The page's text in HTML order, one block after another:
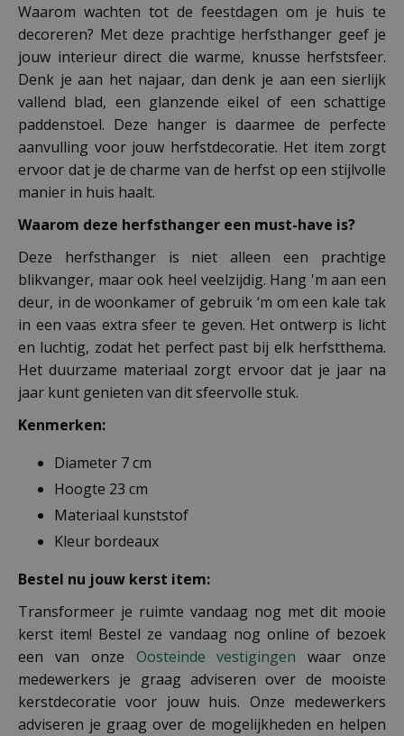
Waarom wachten tot de feestdagen om je huis te
decoreren? Met deze prachtige herfsthanger geef je
jouw interieur direct die warme, knusse herfstsfeer.
Denk je aan het najaar, dan denk je aan een sierlijk
vallend blad, een glanzende eikel of een schattige
paddenstoel. Deze hanger is daarmee de perfecte
aanvulling voor jouw herfstdecoratie. Het item zorgt
ervoor dat je de charme van de herfst op een stijlvolle
manier in huis haalt.
Waarom deze herfsthanger een must-have is?
Deze herfsthanger is niet alleen een prachtige
blikvanger, maar ook heel veelzijdig. Hang 'm aan een
deur, in de woonkamer of gebruik ‘m om een kale tak
in een vaas extra sfeer te geven. Het ontwerp is licht
en luchtig, zodat het perfect past bij elk herfstthema.
Het duurzame materiaal zorgt ervoor dat je jaar na
jaar kunt genieten van dit sfeervolle stuk.
Kenmerken:
Diameter 7 cm
Hoogte 23 cm
Materiaal kunststof
Kleur bordeaux
Bestel nu jouw kerst item:
Transformeer je ruimte vandaag nog met dit mooie
kerst item! Bestel ze vandaag nog online of bezoek
een van onze Oosteinde vestigingen waar onze
medewerkers je graag adviseren over de mooiste
kerstdecoratie voor jouw huis. Onze medewerkers
adviseren je graag over de mogelijkheden en helpen